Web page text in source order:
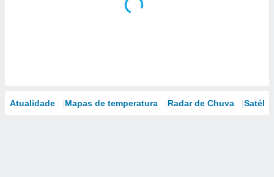
Atualidade Mapas de temperatura Radar de Chuva